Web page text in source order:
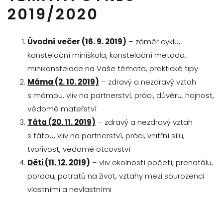
2019/2020
Úvodní večer (16. 9. 2019) – záměr cyklu,
konstelační miniškola, konstelační metoda,
minikonstelace na Vaše témata, praktické tipy
Máma (2. 10. 2019) – zdravý a nezdravý vztah
s mámou, vliv na partnerství, práci, důvěru, hojnost,
vědomé mateřství
Táta (20. 11. 2019) – zdravý a nezdravý vztah
s tátou, vliv na partnerství, práci, vnitřní sílu,
tvořivost, vědomé otcovství
Děti (11. 12. 2019) – vliv okolností početí, prenatálu,
porodu, potratů na život, vztahy mezi sourozenci
vlastními a nevlastními